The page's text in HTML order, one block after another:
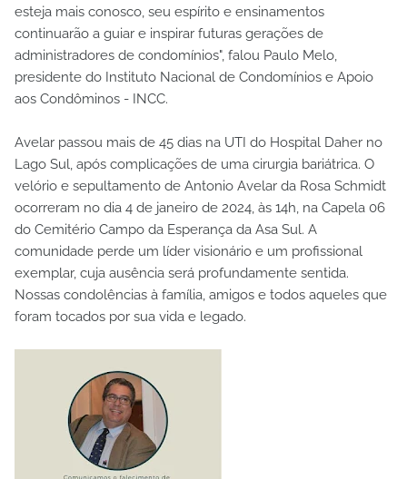
esteja mais conosco, seu espírito e ensinamentos
continuarão a guiar e inspirar futuras gerações de
administradores de condomínios", falou Paulo Melo,
presidente do Instituto Nacional de Condomínios e Apoio
aos Condôminos - INCC.
Avelar passou mais de 45 dias na UTI do Hospital Daher no
Lago Sul, após complicações de uma cirurgia bariátrica. O
velório e sepultamento de Antonio Avelar da Rosa Schmidt
ocorreram no dia 4 de janeiro de 2024, às 14h, na Capela 06
do Cemitério Campo da Esperança da Asa Sul. A
comunidade perde um líder visionário e um profissional
exemplar, cuja ausência será profundamente sentida.
Nossas condolências à família, amigos e todos aqueles que
foram tocados por sua vida e legado.